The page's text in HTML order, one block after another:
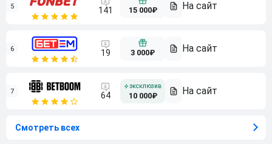
5 141 15 000₽
6 19 3 000₽
7 64 10 000₽
Смотреть всех